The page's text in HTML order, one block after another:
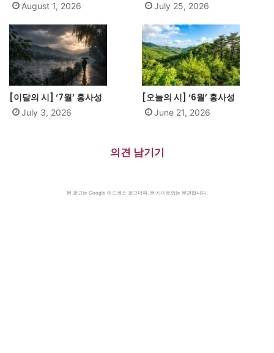
August 1, 2026 July 25, 2026
[이달의 시] ‘7월’ 홍사성
July 3, 2026
[오늘의 시] ‘6월’ 홍사성
June 21, 2026
의견 남기기
본 광고는 Google 애드센스 광고이며, 본 사이트와는 무관합니다.